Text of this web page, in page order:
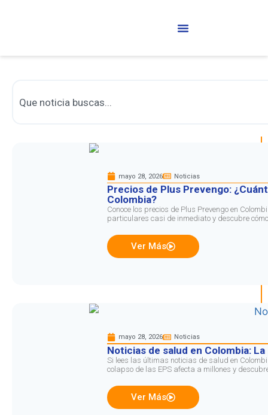
mayo 28, 2026 Noticias
Precios de Plus Prevengo:
Colombia?
Conoce los precios de Plus Prevengo en
particulares casi de inmediato y descubre
Ver Más
mayo 28, 2026 Noticias
Noticias de salud en Colombia:
Si lees las últimas noticias de salud en
colapso de las EPS afecta a millones y
Ver Más